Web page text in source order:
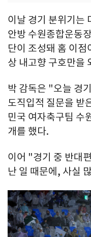
이날 경기 분위기는
안방 수원종합운동
단이 조성돼 홈 이
상 내고향 구호만을
박 감독은 "오늘 경
도직입적 질문을 받
민국 여자축구팀 수
개를 했다.
이어 "경기 중 반대
난 일 때문에, 사실